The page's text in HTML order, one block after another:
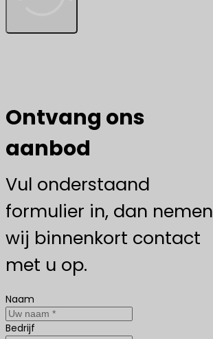
Ontvang ons
aanbod
Vul onderstaand
formulier in, dan nemen
wij binnenkort contact
met u op.
Naam
Bedrijf